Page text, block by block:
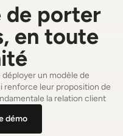
de porter
en toute
un modèle de
renforce leur proposition de
la relation client
démo